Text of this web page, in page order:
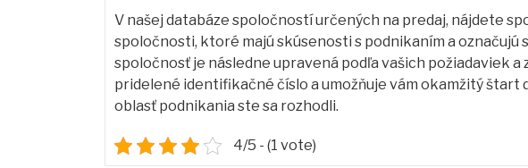
V našej databáze spoločností určených na predaj, nájdete
spoločnosti, ktoré majú skúsenosti s podnikaním a označujú
spoločnosť je následne upravená podľa vašich požiadaviek
pridelené identifikačné číslo a umožňuje vám okamžitý štart
oblasť podnikania ste sa rozhodli.
4/5 - (1 vote)